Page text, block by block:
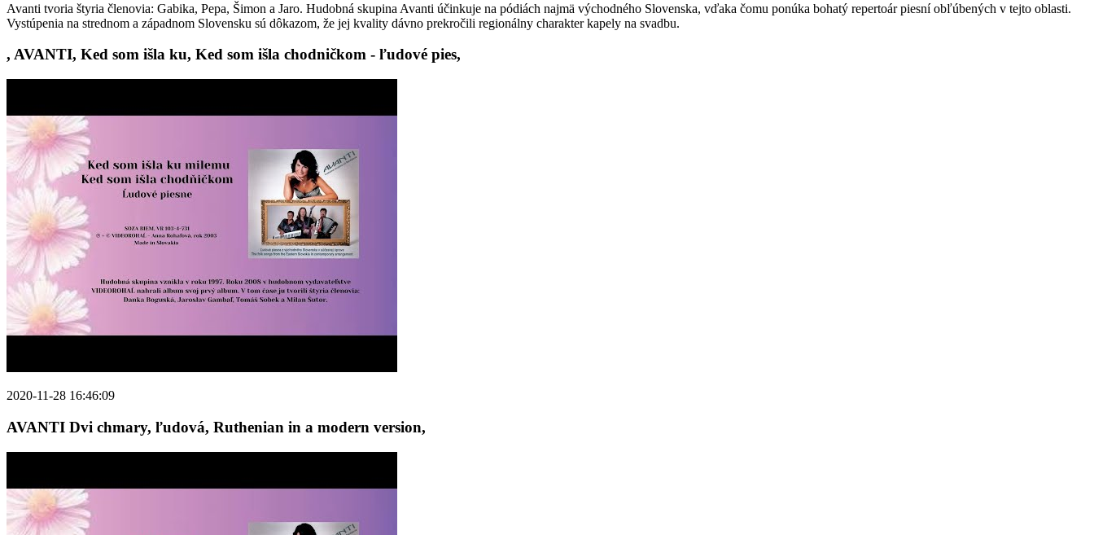
Avanti tvoria štyria členovia: Gabika, Pepa, Šimon a Jaro. Hudobná skupina Avanti účinkuje na pódiách najmä východného Slovenska, vďaka čomu ponúka bohatý repertoár piesní obľúbených v tejto oblasti.
Vystúpenia na strednom a západnom Slovensku sú dôkazom, že jej kvality dávno prekročili regionálny charakter kapely na svadbu.
, AVANTI, Ked som išla ku, Ked som išla chodničkom - ľudové pies,
2020-11-28 16:46:09
AVANTI Dvi chmary, ľudová, Ruthenian in a modern version,